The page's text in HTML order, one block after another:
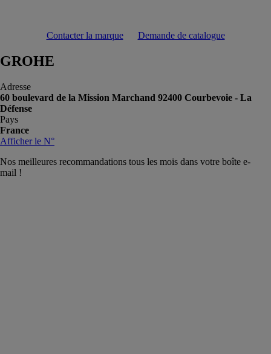
Contacter la marque Demande de catalogue
GROHE
Adresse
60 boulevard de la Mission Marchand 92400 Courbevoie - La
Défense
Pays
France
Afficher le N°
Nos meilleures recommandations tous les mois dans votre boîte e-
mail !